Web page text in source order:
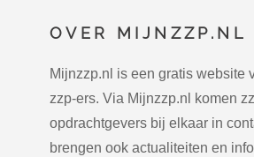
OVER MIJNZZP.NL
Mijnzzp.nl is een gratis website
zzp-ers. Via Mijnzzp.nl komen
opdrachtgevers bij elkaar in
brengen ook actualiteiten en